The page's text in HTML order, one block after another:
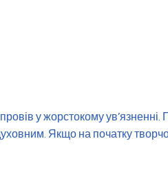
у жорстокому ув’язненні.
Якщо на початку